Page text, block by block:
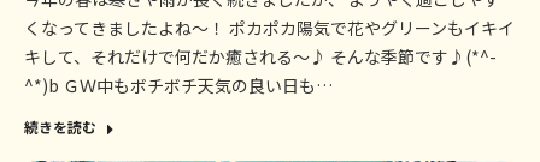
くなってきましたよね～！ ポカポカ陽気で花やグリーンもイキイ
キして、それだけで何だか癒される～♪ そんな季節です♪(*^-
^*)b ＧＷ中もボチボチ天気の良い日も…
続きを読む